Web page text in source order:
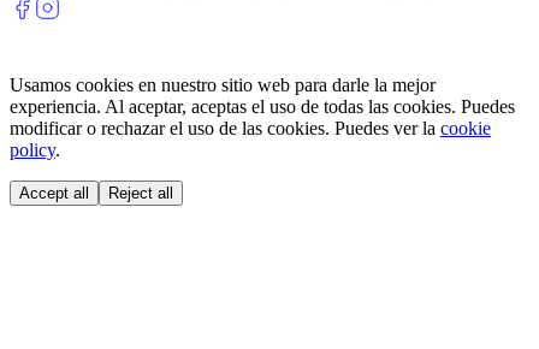
Usamos cookies en nuestro sitio web para darle la mejor
experiencia. Al aceptar, aceptas el uso de todas las cookies. Puedes
modificar o rechazar el uso de las cookies. Puedes ver la cookie
policy.
Accept all Reject all